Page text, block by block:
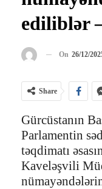
ediliblər
On 26/12/
Share
Gürcüstanın
Parlamentin
təqdimatı
Kaveləşvili